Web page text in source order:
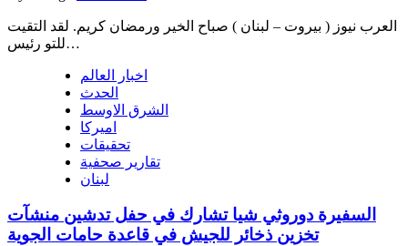
العرب نيوز ( بيروت – لبنان ) صباح الخير ورمضان كريم. لقد التقيت
للتو رئيس…
اخبار العالم
الحدث
الشرق الاوسط
اميركا
تحقيقات
تقارير صحفية
لبنان
السفيرة دوروثي شيا تشارك في حفل تدشين منشآت
تخزين ذخائر للجيش في قاعدة حامات الجوية